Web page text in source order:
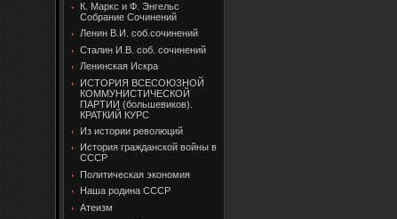
К. Маркс и Ф. Энгельс
Собрание Сочинений
Ленин В.И. соб.сочинений
Сталин И.В. соб. сочинений
Ленинская Искра
ИСТОРИЯ ВСЕСОЮЗНОЙ
КОММУНИСТИЧЕСКОЙ
ПАРТИИ (большевиков).
КРАТКИЙ КУРС
Из истории революций
История гражданской войны в
СССР
Политическая экономия
Наша родина СССР
Атеизм